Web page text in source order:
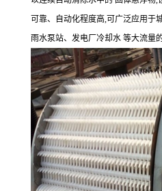
可靠、自动化程度高,可广泛应用于
雨水泵站、发电厂冷却水 等大流量